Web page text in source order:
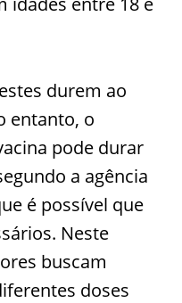
durem ao
entanto, o
pode durar
a agência
é possível que
Neste
buscam
doses